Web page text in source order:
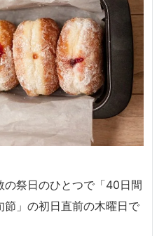
の祭日のひとつで「40日間
」の初日直前の木曜日で